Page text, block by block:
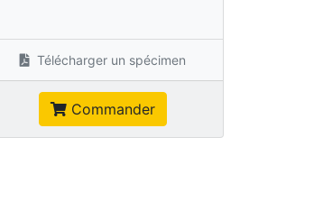
Télécharger un spécimen
Commander